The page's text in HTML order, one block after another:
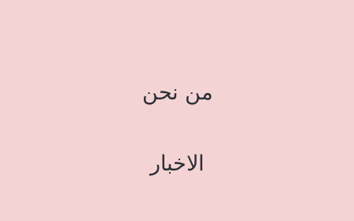
من نحن
الاخبار